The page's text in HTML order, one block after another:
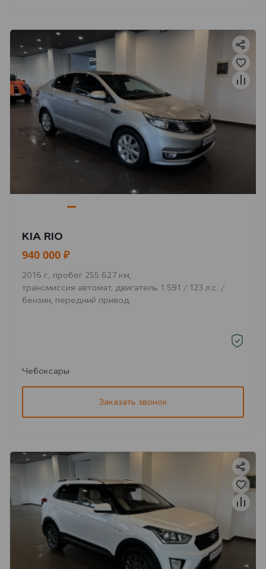
KIA RIO
940 000 ₽
2016 г., пробег 255 627 км,
трансмиссия автомат, двигатель 1 591 / 123 л.с. /
бензин, передний привод
Чебоксары
Заказать звонок